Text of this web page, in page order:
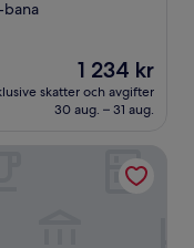
bana
Priset
är
1 234 kr
1 234 kr
skatter och avgifter
30 aug. – 31 aug.